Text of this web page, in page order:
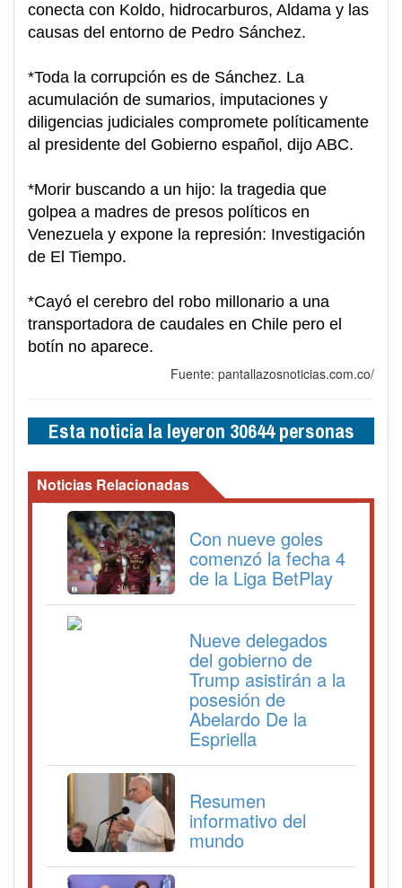
conecta con Koldo, hidrocarburos, Aldama y las
causas del entorno de Pedro Sánchez.
*Toda la corrupción es de Sánchez. La
acumulación de sumarios, imputaciones y
diligencias judiciales compromete políticamente
al presidente del Gobierno español, dijo ABC.
*Morir buscando a un hijo: la tragedia que
golpea a madres de presos políticos en
Venezuela y expone la represión: Investigación
de El Tiempo.
*Cayó el cerebro del robo millonario a una
transportadora de caudales en Chile pero el
botín no aparece.
Fuente: pantallazosnoticias.com.co/
Esta noticia la leyeron 30644 personas
Noticias Relacionadas
Con nueve goles
comenzó la fecha 4
de la Liga BetPlay
Nueve delegados
del gobierno de
Trump asistirán a la
posesión de
Abelardo De la
Espriella
Resumen
informativo del
mundo